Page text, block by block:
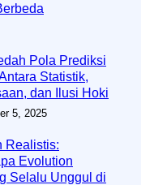
Pola Prediksi
Statistik,
dan Ilusi Hoki
5, 2025
Realistis:
Evolution
Selalu Unggul di